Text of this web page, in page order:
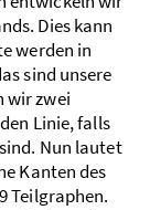
Dies kann
werden in
sind unsere
wir zwei
Linie, falls
Nun lautet
Kanten des
Teil­graphen.